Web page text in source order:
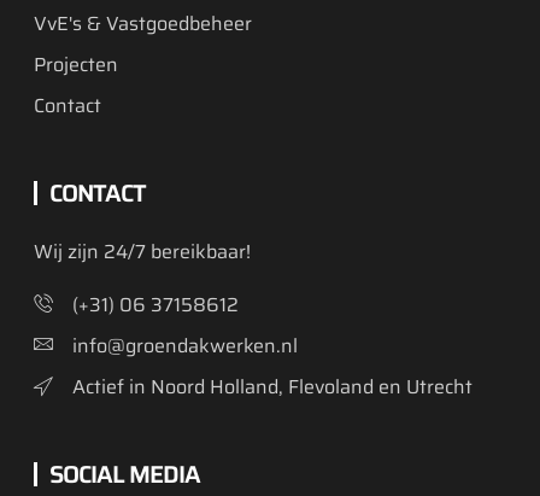
VvE's & Vastgoedbeheer
Projecten
Contact
CONTACT
Wij zijn 24/7 bereikbaar!
(+31) 06 37158612
info@groendakwerken.nl
Actief in Noord Holland, Flevoland en Utrecht
SOCIAL MEDIA